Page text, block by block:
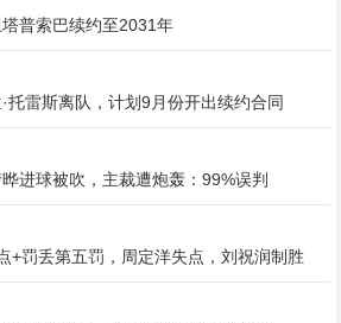
普索巴续约至2031年
托雷斯离队，计划9月份开出续约合同
进球被吹，主裁遭炮轰：99%误判
+罚丢第五罚，周定洋失点，刘祝润制胜